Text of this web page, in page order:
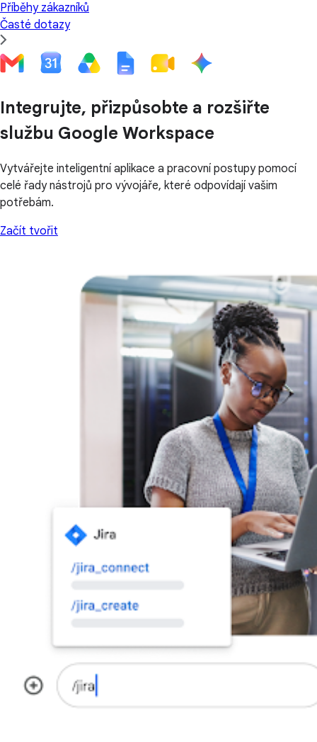
Příběhy zákazníků
Časté dotazy
Integrujte, přizpůsobte a rozšiřte
službu Google Workspace
Vytvářejte inteligentní aplikace a pracovní postupy pomocí
celé řady nástrojů pro vývojáře, které odpovídají vašim
potřebám.
Začít tvořit